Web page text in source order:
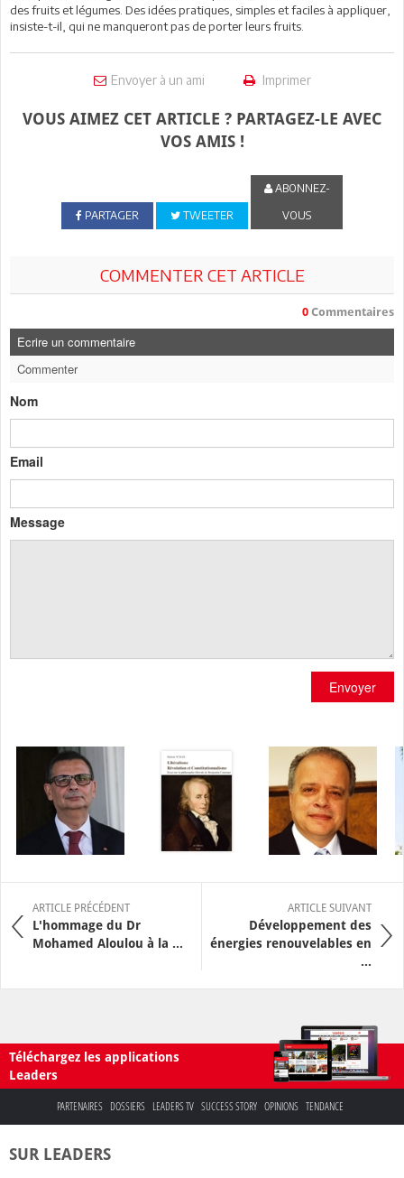
des fruits et légumes. Des idées pratiques, simples et faciles à appliquer,
insiste-t-il, qui ne manqueront pas de porter leurs fruits.
Envoyer à un ami Imprimer
VOUS AIMEZ CET ARTICLE ? PARTAGEZ-LE AVEC
VOS AMIS !
PARTAGER TWEETER
ABONNEZ-
VOUS
COMMENTER CET ARTICLE
0 Commentaires
Ecrire un commentaire
Commenter
Nom
Email
Message
Envoyer
ARTICLE PRÉCÉDENT
L'hommage du Dr
Mohamed Aloulou à la ...
ARTICLE SUIVANT
Développement des
énergies renouvelables en
...
Téléchargez les applications
Leaders
PARTENAIRES DOSSIERS LEADERS TV SUCCESS STORY OPINIONS TENDANCE
SUR LEADERS